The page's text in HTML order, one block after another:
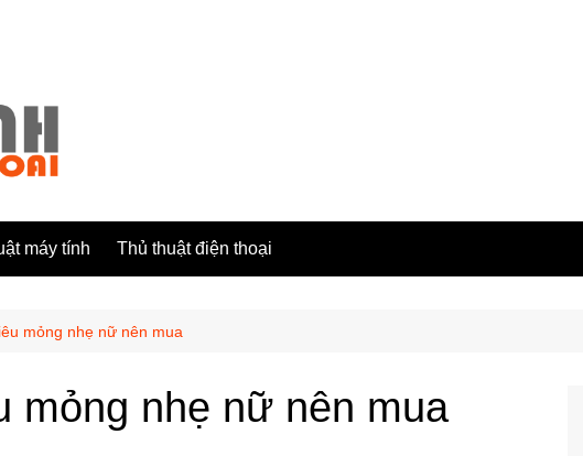
máy tính Thủ thuật điện thoại
mỏng nhẹ nữ nên mua
mỏng nhẹ nữ nên mua